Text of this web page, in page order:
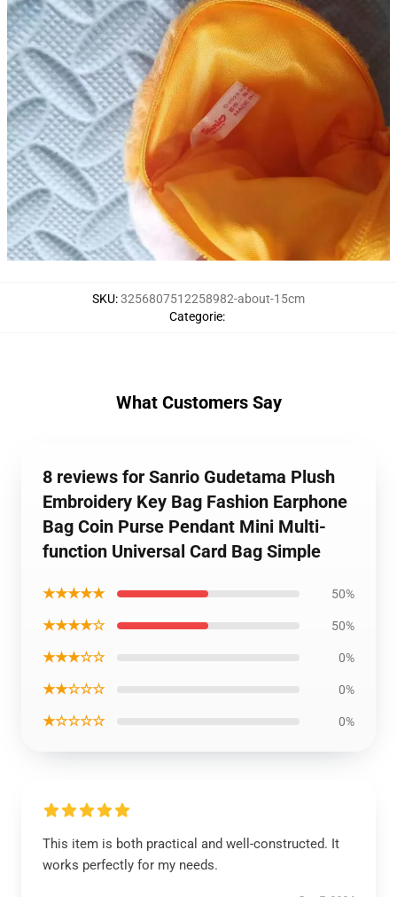
SKU:3256807512258982-about-15cm
Categorie:
What Customers Say
8 reviews for Sanrio Gudetama Plush
Embroidery Key Bag Fashion Earphone
Bag Coin Purse Pendant Mini Multi-
function Universal Card Bag Simple
★★★★★ 50%
★★★★☆ 50%
★★★☆☆ 0%
★★☆☆☆ 0%
★☆☆☆☆ 0%
This item is both practical and well-constructed. It
works perfectly for my needs.